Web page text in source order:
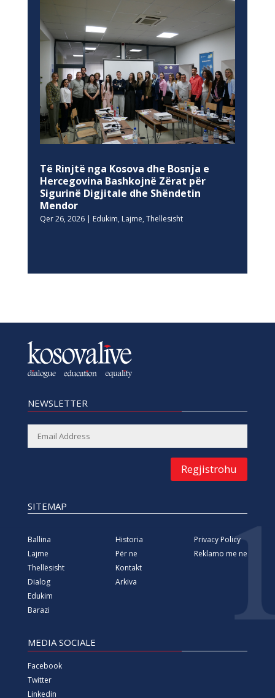
Të Rinjtë nga Kosova dhe Bosnja e
Hercegovina Bashkojnë Zërat për
Sigurinë Digjitale dhe Shëndetin
Mendor
Qer 26, 2026| Edukim, Lajme, Thellesisht
NEWSLETTER
Regjistrohu
SITEMAP
Ballina
Lajme
Thellësisht
Dialog
Edukim
Barazi
Historia
Për ne
Kontakt
Arkiva
Privacy Policy
Reklamo me ne
MEDIA SOCIALE
Facebook
Twitter
Linkedin